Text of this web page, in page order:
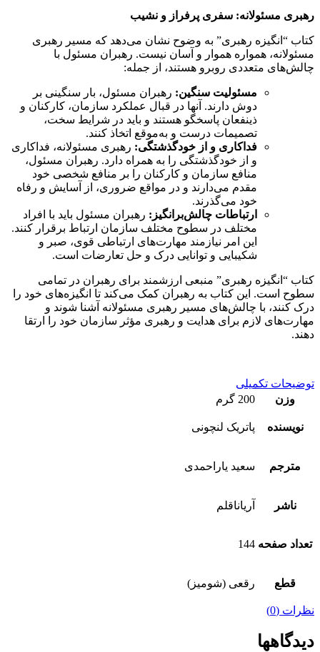
رهبری مسئولانه: سفری پرفراز و نشیب
کتاب “انگیزه رهبری” به وضوح نشان می‌دهد که مسیر رهبری
مسئولانه، همواره هموار و آسان نیست. رهبران مسئول با
چالش‌های متعددی روبرو هستند، از جمله:
مسئولیت سنگین: رهبران مسئول، بار سنگینی بر
دوش دارند. آنها در قبال عملکرد سازمان، کارکنان و
ذینفعان پاسخگو هستند و باید در شرایط سخت،
تصمیمات درست و به‌موقع اتخاذ کنند.
فداکاری و از خودگذشتگی: رهبری مسئولانه، فداکاری
و از خودگذشتگی را به همراه دارد. رهبران مسئول،
منافع سازمان و کارکنان را بر منافع شخصی خود
مقدم می‌دارند و در مواقع ضروری، از آسایش و رفاه
خود می‌گذرند.
ارتباطات چالش‌برانگیز: رهبران مسئول باید با افراد
مختلف در سطوح مختلف سازمان ارتباط برقرار کنند.
این امر نیازمند مهارت‌های ارتباطی قوی، صبر و
شکیبایی و توانایی درک و حل تعارضات است.
کتاب “انگیزه رهبری” منبعی ارزشمند برای رهبران در تمامی
سطوح است. این کتاب به رهبران کمک می‌کند تا انگیزه‌های خود را
درک کنند، با چالش‌های مسیر رهبری مسئولانه آشنا شوند و
مهارت‌های لازم برای هدایت و رهبری مؤثر سازمان خود را ارتقا
دهند.
توضیحات تکمیلی
وزن
200 گرم
نویسنده پاتریک لنچونی
مترجم سعید یاراحمدی
ناشر آریاناقلم
تعداد صفحه 144
قطع رقعی (شومیز)
نظرات (0)
دیدگاهها